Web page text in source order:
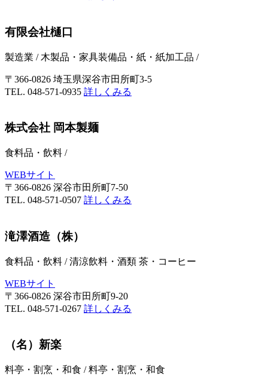
有限会社樋口
製造業 / 木製品・家具装備品・紙・紙加工品 /
〒366-0826 埼玉県深谷市田所町3-5
TEL. 048-571-0935 詳しくみる
株式会社 岡本製麺
食料品・飲料 /
WEBサイト
〒366-0826 深谷市田所町7-50
TEL. 048-571-0507 詳しくみる
滝澤酒造（株）
食料品・飲料 /清涼飲料・酒類 茶・コーヒー
WEBサイト
〒366-0826 深谷市田所町9-20
TEL. 048-571-0267 詳しくみる
（名）新楽
料亭・割烹・和食 /料亭・割烹・和食